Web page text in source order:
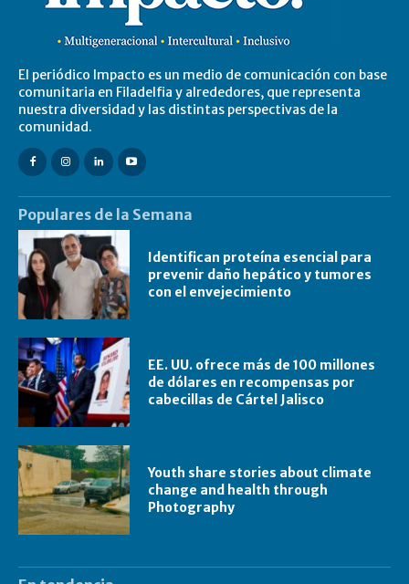
El periódico Impacto es un medio de comunicación con base
comunitaria en Filadelfia y alrededores, que representa
nuestra diversidad y las distintas perspectivas de la
comunidad.
Populares de la Semana
Identifican proteína esencial para
prevenir daño hepático y tumores
con el envejecimiento
EE. UU. ofrece más de 100 millones
de dólares en recompensas por
cabecillas de Cártel Jalisco
Youth share stories about climate
change and health through
Photography